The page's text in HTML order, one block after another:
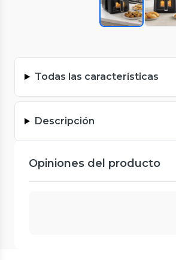
Todas las características
Descripción
Opiniones del producto